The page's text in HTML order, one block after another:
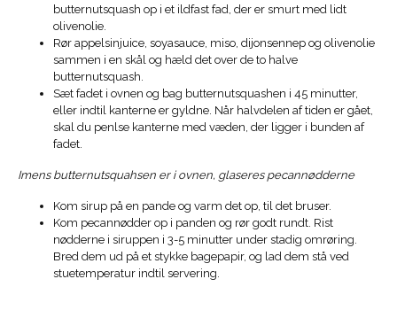
butternutsquash op i et ildfast fad, der er smurt med lidt
olivenolie.
Rør appelsinjuice, soyasauce, miso, dijonsennep og olivenolie
sammen i en skål og hæld det over de to halve
butternutsquash.
Sæt fadet i ovnen og bag butternutsquashen i 45 minutter,
eller indtil kanterne er gyldne. Når halvdelen af tiden er gået,
skal du penlse kanterne med væden, der ligger i bunden af
fadet.
Imens butternutsquahsen er i ovnen, glaseres pecannødderne
Kom sirup på en pande og varm det op, til det bruser.
Kom pecannødder op i panden og rør godt rundt. Rist
nødderne i siruppen i 3-5 minutter under stadig omrøring.
Bred dem ud på et stykke bagepapir, og lad dem stå ved
stuetemperatur indtil servering.